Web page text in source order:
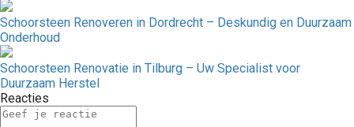
Schoorsteen Renoveren in Dordrecht – Deskundig en Duurzaam
Onderhoud
Schoorsteen Renovatie in Tilburg – Uw Specialist voor
Duurzaam Herstel
Reacties